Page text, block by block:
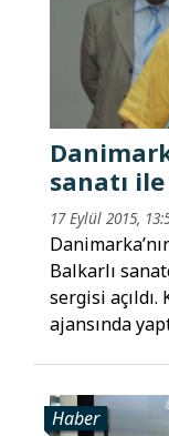
sanatı ile
17 Eylül 2015,
Balkarlı
sergisi
ajansında
Haber